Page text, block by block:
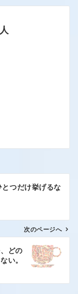
つだけ挙げるな
次のページへ
どの
い。